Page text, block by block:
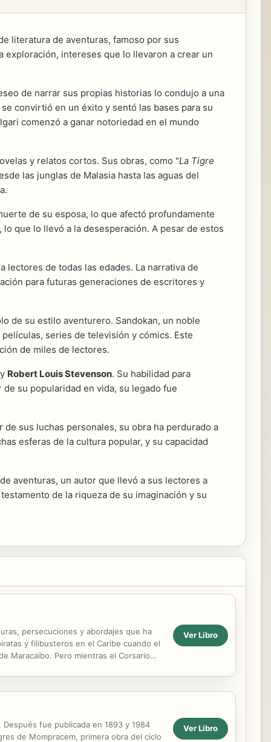
literatura de aventuras, famoso por sus
exploración, intereses que lo llevaron a crear un
de narrar sus propias historias lo condujo a una
convirtió en un éxito y sentó las bases para su
comenzó a ganar notoriedad en el mundo
y relatos cortos. Sus obras, como "La Tigre
las junglas de Malasia hasta las aguas del
de su esposa, lo que afectó profundamente
que lo llevó a la desesperación. A pesar de estos
de todas las edades. La narrativa de
para futuras generaciones de escritores y
de su estilo aventurero. Sandokan, un noble
series de televisión y cómics. Este
de miles de lectores.
Robert Louis Stevenson. Su habilidad para
su popularidad en vida, su legado fue
sus luchas personales, su obra ha perdurado a
esferas de la cultura popular, y su capacidad
aventuras, un autor que llevó a sus lectores a
de la riqueza de su imaginación y su
persecuciones y abordajes que ha
y filibusteros en el Caribe cuando el
Maracaibo. Pero mientras el Corsario
Ver Libro
fue publicada en 1893 y 1984
de Mompracem, primera obra del ciclo
Ver Libro